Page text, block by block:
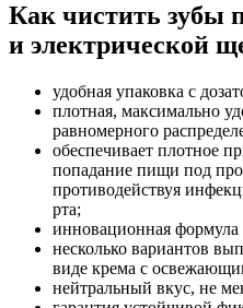
Как чистить зубы
и электрической
удобная упаковка с
плотная, максимально
равномерного
обеспечивает плотное
попадание пищи под
противодействуя
рта;
инновационная формула
несколько вариантов
виде крема с
нейтральный вкус, не